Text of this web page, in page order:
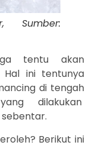
Sumber:
tentu akan
Hal ini tentunya
di tengah
dilakukan
Berikut ini